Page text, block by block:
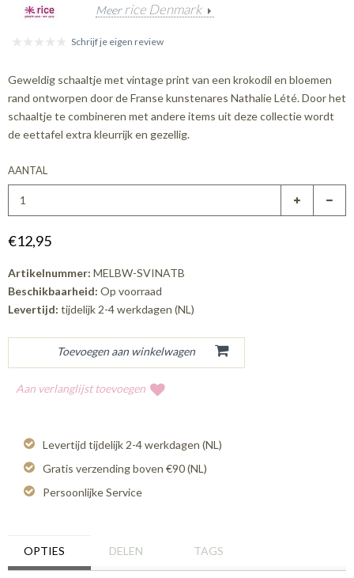
Meerrice Denmark
Schrijf je eigen review
Geweldig schaaltje met vintage print van een krokodil en bloemen
rand ontworpen door de Franse kunstenares Nathalie Lété. Door het
schaaltje te combineren met andere items uit deze collectie wordt
de eettafel extra kleurrijk en gezellig.
AANTAL
€12,95
Artikelnummer: MELBW-SVINATB
Beschikbaarheid: Op voorraad
Levertijd: tijdelijk 2-4 werkdagen (NL)
Aan verlanglijst toevoegen
Levertijd tijdelijk 2-4 werkdagen (NL)
Gratis verzending boven €90 (NL)
Persoonlijke Service
OPTIES DELEN TAGS